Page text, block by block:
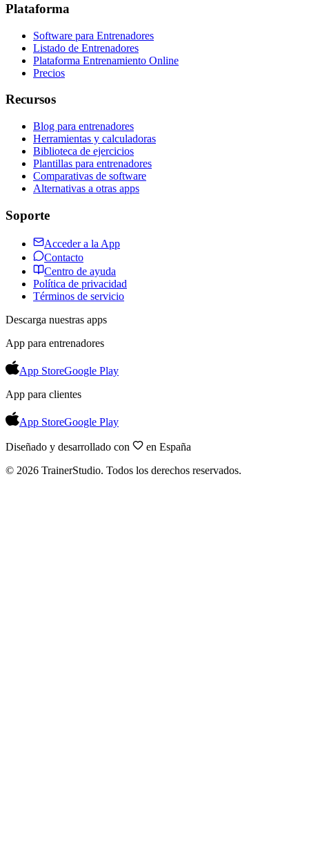
Plataforma
Software para Entrenadores
Listado de Entrenadores
Plataforma Entrenamiento Online
Precios
Recursos
Blog para entrenadores
Herramientas y calculadoras
Biblioteca de ejercicios
Plantillas para entrenadores
Comparativas de software
Alternativas a otras apps
Soporte
Acceder a la App
Contacto
Centro de ayuda
Política de privacidad
Términos de servicio
Descarga nuestras apps
App para entrenadores
App StoreGoogle Play
App para clientes
App StoreGoogle Play
Diseñado y desarrollado con
en España
© 2026 TrainerStudio. Todos los derechos reservados.